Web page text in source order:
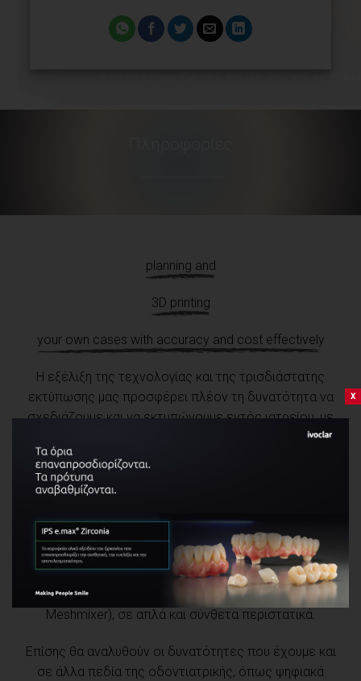
planning and
3D printing
your own cases with accuracy and cost effectively
Η εξέλιξη της τεχνολογίας και της τρισδιάστατης
εκτύπωσης μας προσφέρει πλέον τη δυνατότητα να
σχεδιάζουμε και να εκτυπώνουμε εντός ιατρείου, με
μεγάλη ακρίβεια και πολύ μικρότερο κόστος σε
σχέση με το παρελθόν, αρκεί να έχουμε εκπαιδευτεί
σωστά σε αυτά τα συστήματα.
συμμετέχοντες θα εκπαιδευτούν στη σχεδίαση
ναρθήκων υπολογιστικά καθοδηγούμενης
τοποθέτησης εμφυτευμάτων με τη χρήση ανοιχτών
δωρεάν προγράμματων (Bluesky Planner και
Meshmixer), σε απλά και σύνθετα περιστατικά.
Επίσης θα αναλυθούν οι δυνατότητες που έχουμε και
σε άλλα πεδία της οδοντιατρικής, όπως ψηφιακά
x